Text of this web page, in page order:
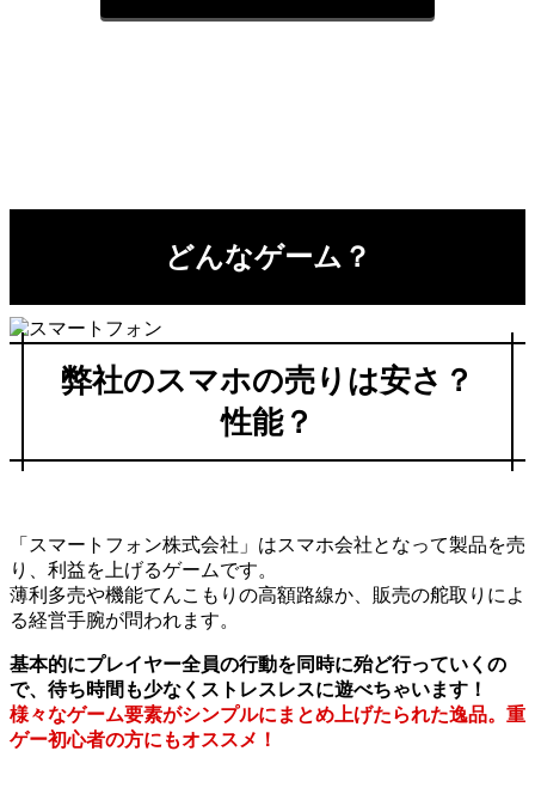
どんなゲーム？
弊社のスマホの売りは安さ？
性能？
「スマートフォン株式会社」はスマホ会社となって製品を売
り、利益を上げるゲームです。
薄利多売や機能てんこもりの高額路線か、販売の舵取りによ
る経営手腕が問われます。
基本的にプレイヤー全員の行動を同時に殆ど行っていくの
で、待ち時間も少なくストレスレスに遊べちゃいます！
様々なゲーム要素がシンプルにまとめ上げたられた逸品。重
ゲー初心者の方にもオススメ！